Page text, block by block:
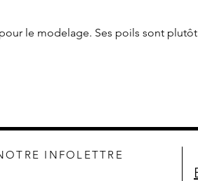
le modelage. Ses poils sont
INFOLETTRE